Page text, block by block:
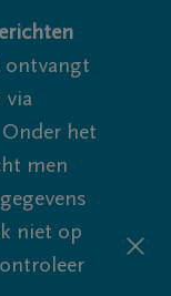
ontvangt
via
het
men
niet op